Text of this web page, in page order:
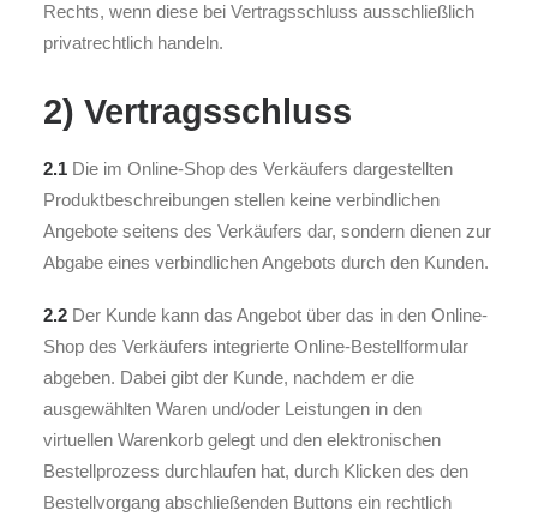
Rechts, wenn diese bei Vertragsschluss ausschließlich
privatrechtlich handeln.
2) Vertragsschluss
2.1 Die im Online-Shop des Verkäufers dargestellten
Produktbeschreibungen stellen keine verbindlichen
Angebote seitens des Verkäufers dar, sondern dienen zur
Abgabe eines verbindlichen Angebots durch den Kunden.
2.2 Der Kunde kann das Angebot über das in den Online-
Shop des Verkäufers integrierte Online-Bestellformular
abgeben. Dabei gibt der Kunde, nachdem er die
ausgewählten Waren und/oder Leistungen in den
virtuellen Warenkorb gelegt und den elektronischen
Bestellprozess durchlaufen hat, durch Klicken des den
Bestellvorgang abschließenden Buttons ein rechtlich